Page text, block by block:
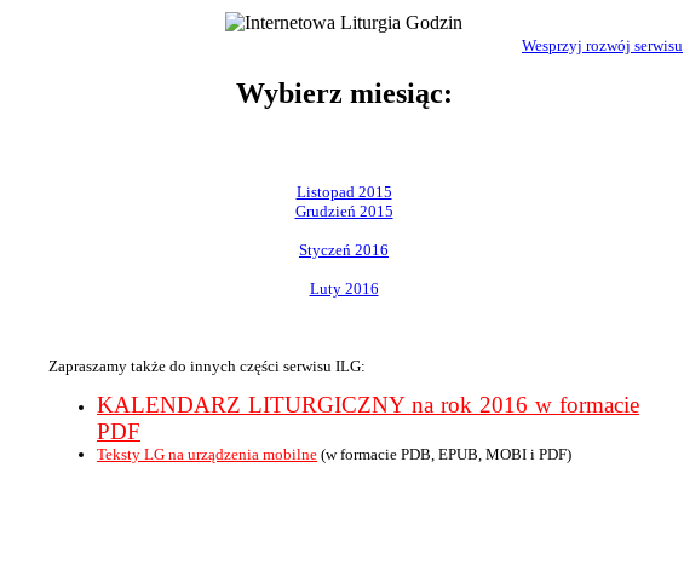
Wesprzyj rozwój serwisu
Wybierz miesiąc:
Listopad 2015
Grudzień 2015
Styczeń 2016
Luty 2016
Zapraszamy także do innych części serwisu ILG:
KALENDARZ LITURGICZNY na rok 2016 w formacie
PDF
Teksty LG na urządzenia mobilne (w formacie PDB, EPUB, MOBI i PDF)